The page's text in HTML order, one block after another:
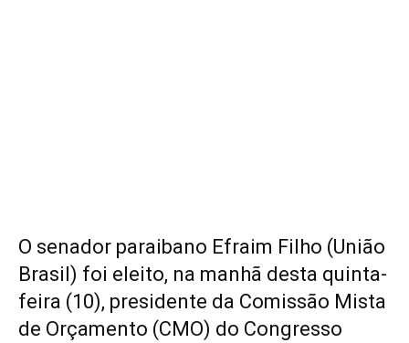
O senador paraibano Efraim Filho (União
Brasil) foi eleito, na manhã desta quinta-
feira (10), presidente da Comissão Mista
de Orçamento (CMO) do Congresso